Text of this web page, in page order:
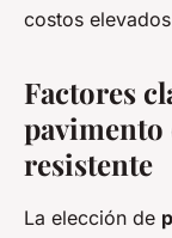
costos
Factores
pavimento
resistente
La elección de